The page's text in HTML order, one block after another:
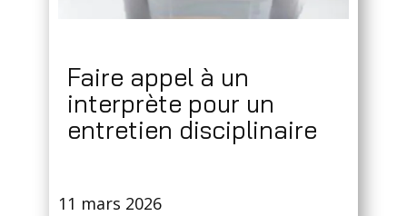
Faire appel à un
interprète pour un
entretien disciplinaire
11 mars 2026